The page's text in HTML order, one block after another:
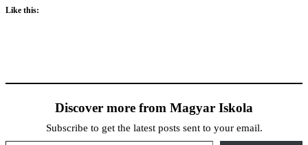
Like this:
Discover more from Magyar Iskola
Subscribe to get the latest posts sent to your email.
Type your email…